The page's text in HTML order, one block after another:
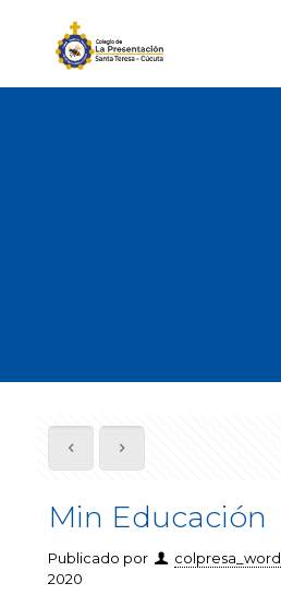
Min Educación
Publicado por colpresa_word
2020